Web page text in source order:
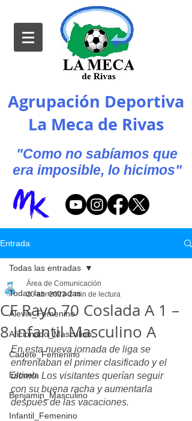
Agrupación Deportiva
La Meca de Rivas
"Como no sabíamos que
era imposible, lo hicimos"
Entrada
Todas las entradas
Alevin_Femenino
Aficionado_Masculino
Cadete_Femenino
Escuela
Benjamin_Masculino
Infantil_Femenino
Todas las entradas
CF Rayo 70 Coslada A 1 –
8 Infantil Masculino A
Área de Comunicación
20 abr 2023 2 min de lectura
En esta nueva jornada de liga se
enfrentaban el primer clasificado y el
último. Los visitantes querían seguir
con su buena racha y aumentarla
después de las vacaciones.